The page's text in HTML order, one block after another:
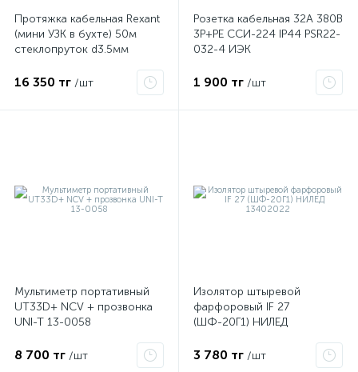
Протяжка кабельная Rexant
(мини УЗК в бухте) 50м
стеклопруток d3.5мм
16 350 тг /шт
Розетка кабельная 32А 380В
3P+PЕ ССИ-224 IP44 PSR22-
032-4 ИЭК
1 900 тг /шт
Мультиметр портативный
UT33D+ NCV + прозвонка
UNI-T 13-0058
8 700 тг /шт
Изолятор штыревой
фарфоровый IF 27
(ШФ-20Г1) НИЛЕД
3 780 тг /шт